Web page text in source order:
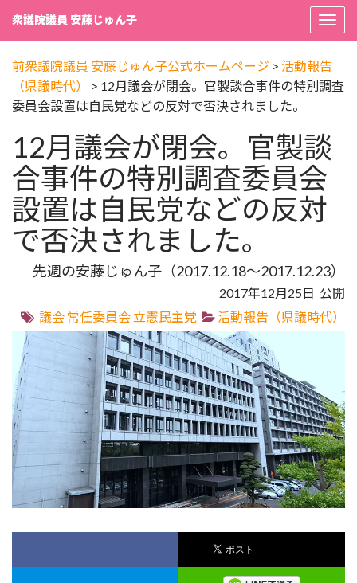
衆議院議員 安藤じゅん子
前衆議院議員 安藤じゅん子公式ホームページ > 活動報告
（県議時代）
> 12月議会が閉会。官製談合事件の特別調査
委員会設置は自民党などの反対で否決されました。
12月議会が閉会。官製談
合事件の特別調査委員会
設置は自民党などの反対
で否決されました。
先週の安藤じゅん子（2017.12.18～2017.12.23）
2017年12月25日 公開
議会 常任委員会 立憲民主党 活動報告（県議時代）